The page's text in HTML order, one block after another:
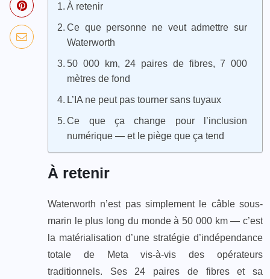
À retenir
Ce que personne ne veut admettre sur
Waterworth
50 000 km, 24 paires de fibres, 7 000
mètres de fond
L’IA ne peut pas tourner sans tuyaux
Ce que ça change pour l’inclusion
numérique — et le piège que ça tend
À retenir
Waterworth n’est pas simplement le câble sous-
marin le plus long du monde à 50 000 km — c’est
la matérialisation d’une stratégie d’indépendance
totale de Meta vis-à-vis des opérateurs
traditionnels. Ses 24 paires de fibres et sa